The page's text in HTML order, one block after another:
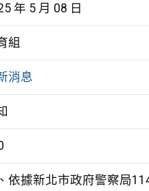
年 5 月 08 日
組
消息
依據新北市政府警察局